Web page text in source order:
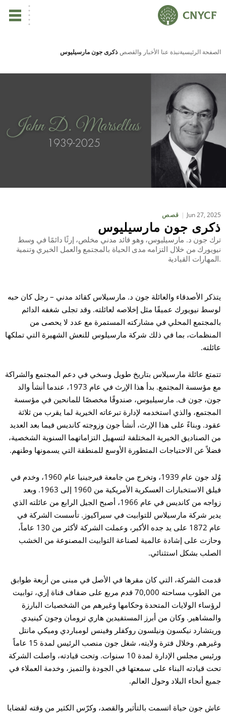
الصفحة الرئيسيةنبذة عنا الأخبار والقصص ذكرى جون مارسيليوس
قصص Jun 27, 2025
ذكرى جون مارسيليوس
ترك جون د. مارسيليوس، وهو قائد مدني مخلص، إرثًا دائمًا في وسط
نيويورك من خلال التزامه مدى الحياة بالمجتمع والعمل الخيري وتنمية
المهارات القيادية.
يتذكر الأصدقاء والعائلة جون د. مارسيلاس كقائد مدني – رجل كان حبه
لوسط نيويورك عميقًا مثل إخلاصه لعائلته. وقد تجلى شغفه الدائم
بالمجتمع المحلي في مشاركته المستمرة مع عدد لا يحصى من
المنظمات، بما في ذلك شركة مارسيلوس للنعش الشهيرة التي تملكها
عائلته.
تتمتع عائلة مارسيلاس بتاريخ طويل وسخي في دعم المجتمع والشراكة
مع مؤسسة المجتمع. بدأ هذا الإرث في عام 1973، عندما أنشأ والد
جون، جون ف. مارسيليوس، صندوقًا مخصصًا للمانحين في مؤسسة
المجتمع، والذي استخدمه لإدارة تبرعاته الخيرية لما يقرب من ثلاثة
عقود. وبناءً على هذا الإرث، أنشأ جون وزوجته كانديس فيما بعد العديد
من الصناديق الخيرية المختلفة لتسهيل التزاماتهما السنوية الشخصية،
فضلاً عن الاحتياجات المتطورة الأوسع للمنطقة التي يسمونها وطنهم.
وُلد جون عام 1939، وتخرج من جامعة فيرجينيا عام 1960، وخدم في
فيلق الاستخبارات العسكرية الأمريكية من 1960 إلى 1963. وبعد
زواجه من كانديس في عام 1966، أصبح الجيل الرابع من عائلته الذي
يدير شركة مارسيلاس للتوابيت في سيراكيوز. تأسست الشركة في
عام 1872 على يد جده الأكبر، وعملت الشركة لأكثر من 130 عاماً،
وحازت على إشادة عالمية لصناعة التوابيت المصنوعة من الخشب
الصلب بشكل استثنائي.
قدمت الشركة، التي كان مقرها في الأصل في مبنى من أربعة طوابق
من الطوب مساحته 70,000 قدم مربع على ضفاف قناة إري، توابيت
لرؤساء الولايات المتحدة وحكامها وغيرهم من الشخصيات البارزة
والمشاهير. وكان من أبرز المستفيدين هاري ترومان وجون كينيدي
وريتشارد نيكسون ونيلسون روكفلر وفينس لومباردي وميكي مانتل
وغيرهم. وخلال فترة ولايته، شغل جون منصب الرئيس لمدة 15 عاماً
ورئيس مجلس الإدارة لمدة 10 سنوات. وتحت قيادته، واصلت الشركة
تحت قيادته البناء على سمعتها في الجودة والتميز، وخدمة العملاء في
جميع أنحاء البلاد وحول العالم.
عاش جون حياة اتسمت بالتأثير والقصد، وكرّس الكثير من وقته لقضايا